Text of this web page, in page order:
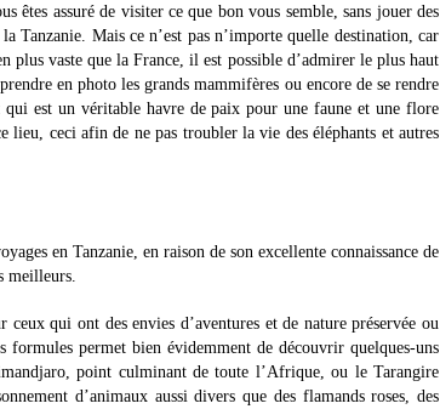
êtes assuré de visiter ce que bon vous semble, sans jouer des
Tanzanie. Mais ce n’est pas n’importe quelle destination, car
plus vaste que la France, il est possible d’admirer le plus haut
en photo les grands mammifères ou encore de se rendre
est un véritable havre de paix pour une faune et une flore
lieu, ceci afin de ne pas troubler la vie des éléphants et autres
en Tanzanie, en raison de son excellente connaissance de
meilleurs.
qui ont des envies d’aventures et de nature préservée ou
permet bien évidemment de découvrir quelques-uns
point culminant de toute l’Afrique, ou le Tarangire
d’animaux aussi divers que des flamands roses, des